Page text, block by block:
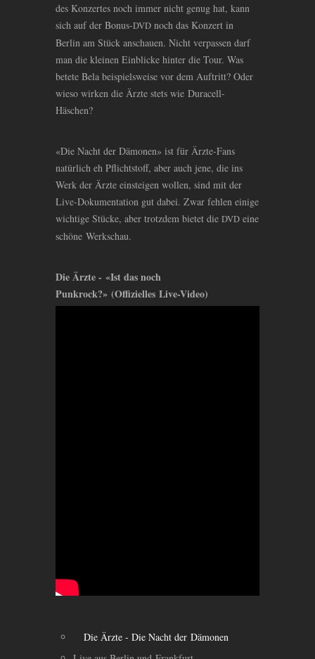
des Konzertes noch immer nicht genug hat, kann
sich auf der Bonus-DVD noch das Konzert in
Berlin am Stück anschauen. Nicht verpassen darf
man die kleinen Einblicke hinter die Tour. Was
betete Bela beispielsweise vor dem Auftritt? Oder
wieso wirken die Ärzte stets wie Duracell-
Häschen?
«Die Nacht der Dämonen» ist für Ärzte-Fans
natürlich eh Pflichtstoff, aber auch jene, die ins
Werk der Ärzte einsteigen wollen, sind mit der
Live-Dokumentation gut dabei. Zwar fehlen einige
wichtige Stücke, aber trotzdem bietet die DVD eine
schöne Werkschau.
Die Ärzte - «Ist das noch
Punkrock?» (Offizielles Live-Video)
Die Ärzte - Die Nacht der Dämonen